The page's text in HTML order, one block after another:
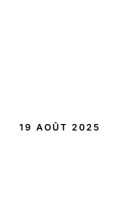
19 AOÛT 2025